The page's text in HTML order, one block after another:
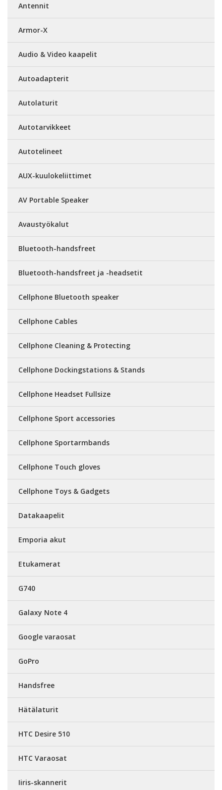
Antennit
Armor-X
Audio & Video kaapelit
Autoadapterit
Autolaturit
Autotarvikkeet
Autotelineet
AUX-kuulokeliittimet
AV Portable Speaker
Avaustyökalut
Bluetooth-handsfreet
Bluetooth-handsfreet ja -headsetit
Cellphone Bluetooth speaker
Cellphone Cables
Cellphone Cleaning & Protecting
Cellphone Dockingstations & Stands
Cellphone Headset Fullsize
Cellphone Sport accessories
Cellphone Sportarmbands
Cellphone Touch gloves
Cellphone Toys & Gadgets
Datakaapelit
Emporia akut
Etukamerat
G740
Galaxy Note 4
Google varaosat
GoPro
Handsfree
Hätälaturit
HTC Desire 510
HTC Varaosat
Iiris-skannerit